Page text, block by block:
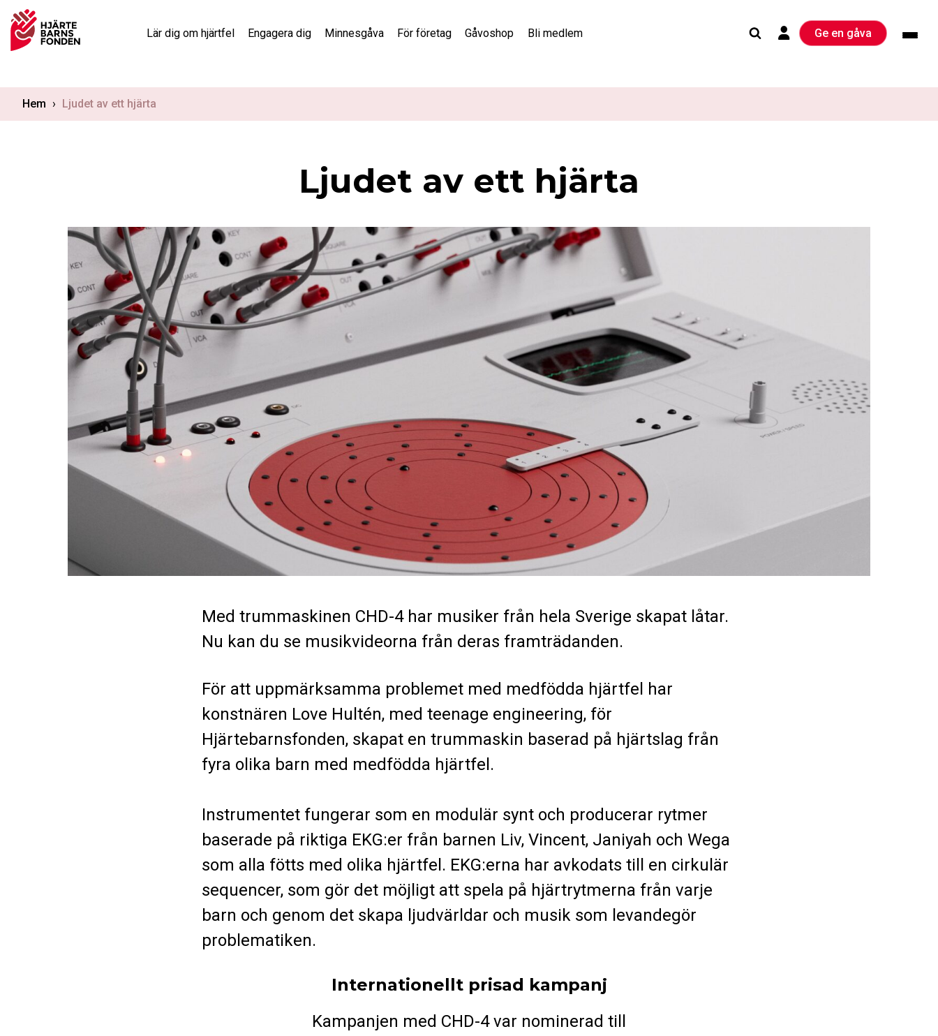
content
Lär dig om hjärtfel Engagera dig Minnesgåva För företag Gåvoshop Bli medlem Ge en gåva
Hem › Ljudet av ett hjärta
Ljudet av ett hjärta
Med trummaskinen CHD-4 har musiker från hela Sverige skapat låtar.
Nu kan du se musikvideorna från deras framträdanden.
För att uppmärksamma problemet med medfödda hjärtfel har
konstnären Love Hultén, med teenage engineering, för
Hjärtebarnsfonden, skapat en trummaskin baserad på hjärtslag från
fyra olika barn med medfödda hjärtfel.
Instrumentet fungerar som en modulär synt och producerar rytmer
baserade på riktiga EKG:er från barnen Liv, Vincent, Janiyah och Wega
som alla fötts med olika hjärtfel. EKG:erna har avkodats till en cirkulär
sequencer, som gör det möjligt att spela på hjärtrytmerna från varje
barn och genom det skapa ljudvärldar och musik som levandegör
problematiken.
Internationellt prisad kampanj
Kampanjen med CHD-4 var nominerad till